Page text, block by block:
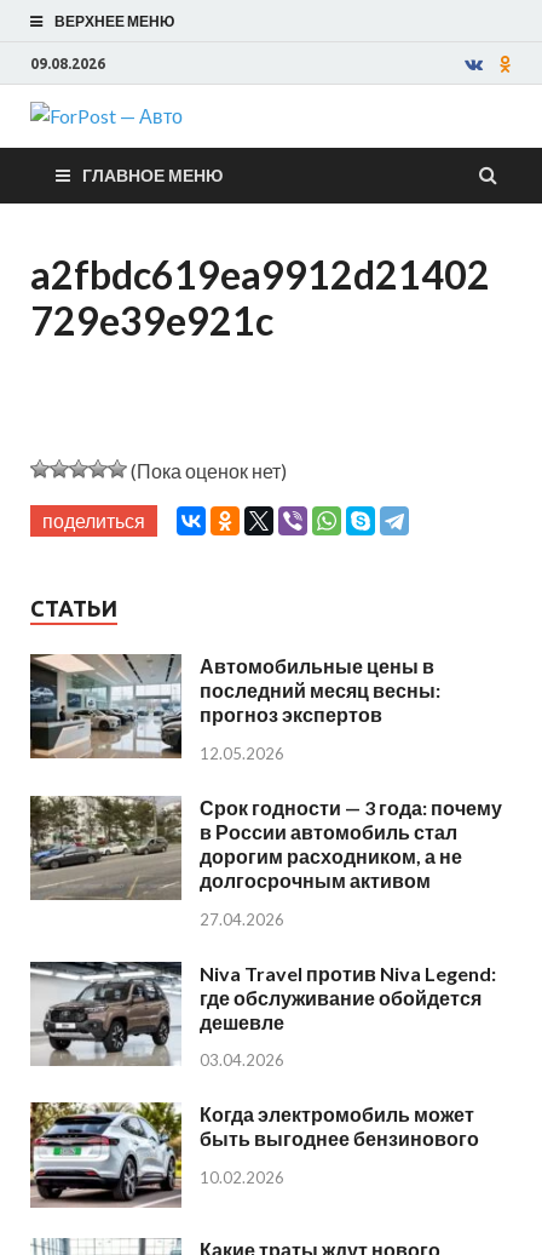
ВЕРХНЕЕ МЕНЮ
09.08.2026
ForPost —
Авто
ГЛАВНОЕ МЕНЮ
a2fbdc619ea9912d21402
729e39e921c
(Пока оценок нет)
поделиться
СТАТЬИ
Автомобильные цены в
последний месяц весны:
прогноз экспертов
12.05.2026
Срок годности — 3 года: почему
в России автомобиль стал
дорогим расходником, а не
долгосрочным активом
27.04.2026
Niva Travel против Niva Legend:
где обслуживание обойдется
дешевле
03.04.2026
Когда электромобиль может
быть выгоднее бензинового
10.02.2026
Какие траты ждут нового